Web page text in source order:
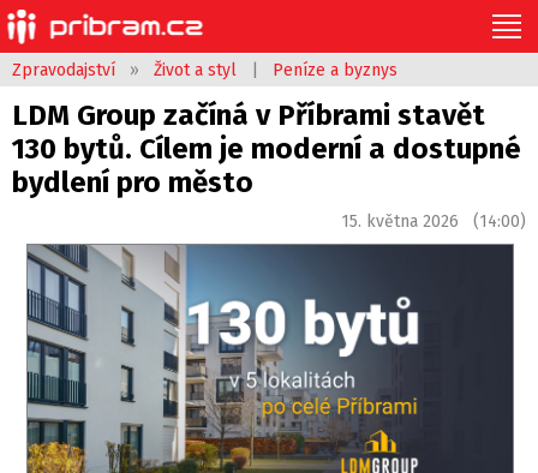
Zpravodajství » Život a styl Peníze a byznys
LDM Group začíná v Příbrami stavět
130 bytů. Cílem je moderní a dostupné
bydlení pro město
15. května 2026 (14:00)